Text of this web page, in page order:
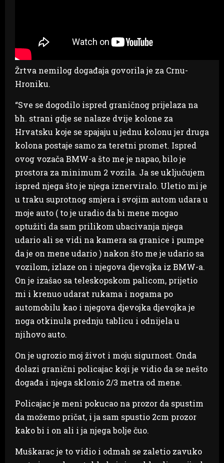
Žrtva nemilog događaja govorila je za Crnu-
Hroniku.
“Sve se dogodilo ispred graničnog prijelaza na
bh. strani gdje se nalaze dvije kolone za
Hrvatsku koje se spajaju u jednu kolonu jer druga
kolona postaje samo za teretni promet. Ispred
ovog vozača BMW-a što me je napao, bilo je
prostora za minimum 2 vozila. Ja se uključujem
ispred njega što je njega iznerviralo. Uletio mi je
u traku suprotnog smjera i svojim autom udara u
moje auto ( to je uradio da bi mene mogao
optužiti da sam prilikom ubacivanja njega
udario ali se vidi na kamera sa granice i pumpe
da je on mene udario ) nakon što me je udario sa
vozilom, izlaze on i njegova djevojka iz BMW-a.
On je izašao sa teleskopskom palicom, prijetio
mi i krenuo udarat rukama i nogama po
automobilu kao i njegova djevojka djevojka je
noga otkinula prednju tablicu i odnijela u
njihovo auto.
On je ugrozio moj život i moju sigurnost. Onda
dolazi granični policajac koji je vidio da se nešto
događa i njega sklonio 2/3 metra od mene.
Policajac je meni pokucao na prozor da spustim
da možemo pričat, i ja sam spustio 2cm prozor
kako bi i on ali i ja njega bolje čuo.
Muškarac je to vidio i odmah se zaletio zavuko